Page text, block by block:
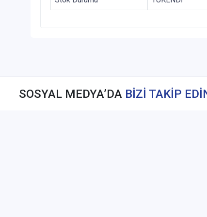
SOSYAL MEDYA’DA BİZİ TAKİP